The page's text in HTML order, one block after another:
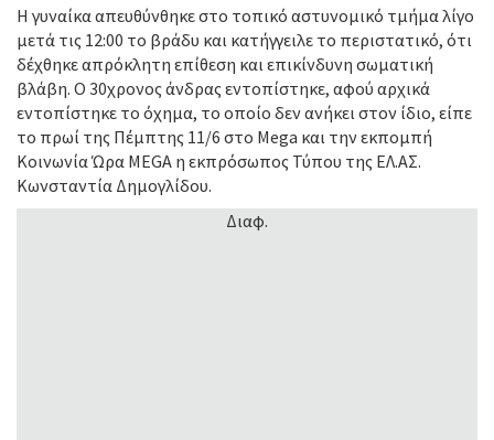
Η γυναίκα απευθύνθηκε στο τοπικό αστυνομικό τμήμα λίγο
μετά τις 12:00 το βράδυ και κατήγγειλε το περιστατικό, ότι
δέχθηκε απρόκλητη επίθεση και επικίνδυνη σωματική
βλάβη. Ο 30χρονος άνδρας εντοπίστηκε, αφού αρχικά
εντοπίστηκε το όχημα, το οποίο δεν ανήκει στον ίδιο, είπε
το πρωί της Πέμπτης 11/6 στο Mega και την εκπομπή
Κοινωνία Ώρα MEGA η εκπρόσωπος Τύπου της ΕΛ.ΑΣ.
Κωνσταντία Δημογλίδου.
Διαφ.